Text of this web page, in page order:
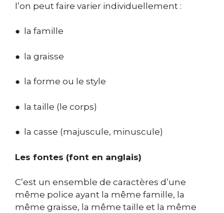
l’on peut faire varier individuellement :
● la famille
● la graisse
● la forme ou le style
● la taille (le corps)
● la casse (majuscule, minuscule)
Les fontes (font en anglais)
C’est un ensemble de caractères d’une
même police ayant la même famille, la
même graisse, la même taille et la même